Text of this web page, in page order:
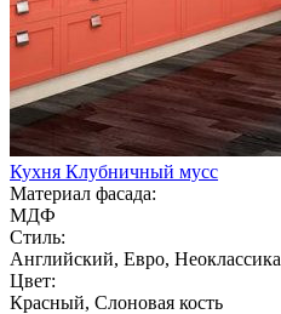
Кухня Клубничный мусс
Материал фасада:
МДФ
Стиль:
Английский, Евро, Неоклассика
Цвет:
Красный, Слоновая кость